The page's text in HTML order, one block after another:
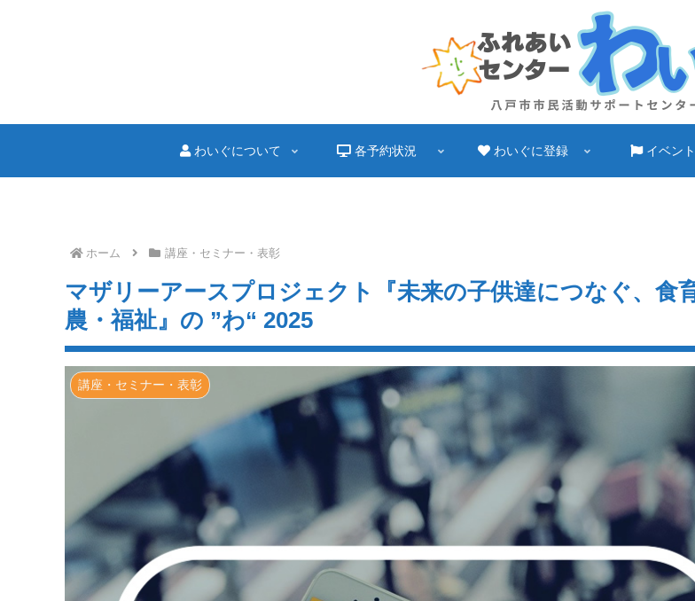
わいぐについて 各予約状況 わいぐに登録 イベン
ホーム 講座・セミナー・表彰
マザリーアースプロジェクト『未来の子供達につなぐ、食
農・福祉』の ”わ“ 2025
講座・セミナー・表彰